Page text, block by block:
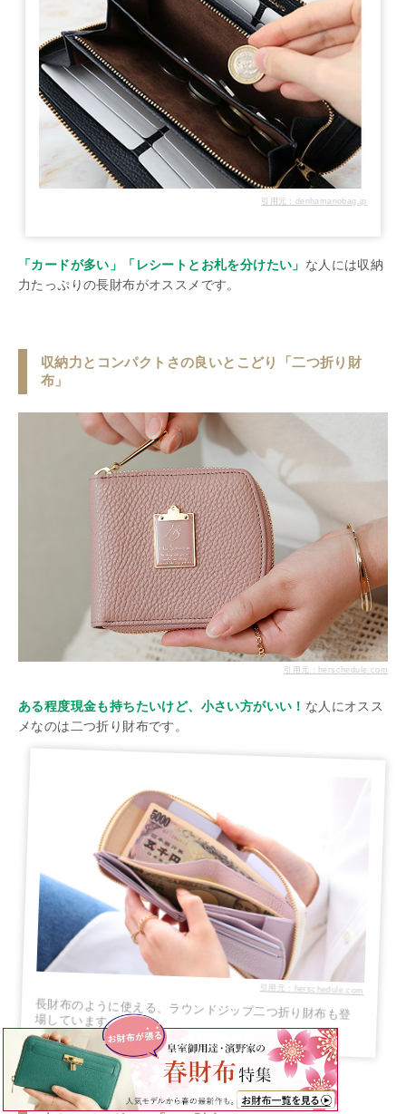
引用元：denhamanobag.jp
「カードが多い」「レシートとお札を分けたい」 な人には収納
力たっぷりの長財布がオススメです。
収納力とコンパクトさの良いとこどり「二つ折り財
布」
引用元：herschedule.com
ある程度現金も持ちたいけど、小さい方がいい！ な人にオスス
メなのは二つ折り財布です。
引用元：herschedule.com
長財布のように使える、ラウンドジップ二つ折り財布も登
場しています。